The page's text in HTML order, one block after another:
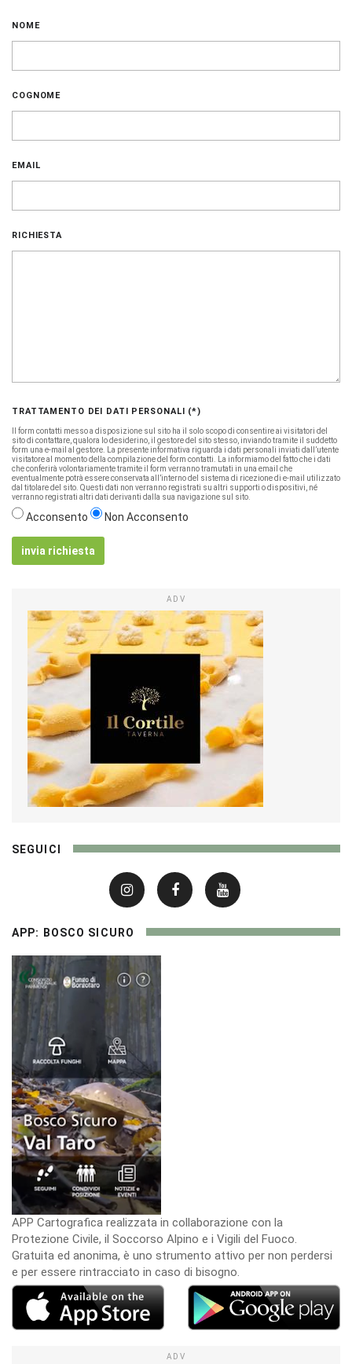
NOME
COGNOME
EMAIL
RICHIESTA
TRATTAMENTO DEI DATI PERSONALI (*)
Il form contatti messo a disposizione sul sito ha il solo scopo di consentire ai visitatori del
sito di contattare, qualora lo desiderino, il gestore del sito stesso, inviando tramite il suddetto
form una e-mail al gestore. La presente informativa riguarda i dati personali inviati dall’utente
visitatore al momento della compilazione del form contatti. La informiamo del fatto che i dati
che conferirà volontariamente tramite il form verranno tramutati in una email che
eventualmente potrà essere conservata all’interno del sistema di ricezione di e-mail utilizzato
dal titolare del sito. Questi dati non verranno registrati su altri supporti o dispositivi, né
verranno registrati altri dati derivanti dalla sua navigazione sul sito.
Acconsento Non Acconsento
invia richiesta
ADV
SEGUICI
APP: BOSCO SICURO
APP Cartografica realizzata in collaborazione con la
Protezione Civile, il Soccorso Alpino e i Vigili del Fuoco.
Gratuita ed anonima, è uno strumento attivo per non perdersi
e per essere rintracciato in caso di bisogno.
ADV